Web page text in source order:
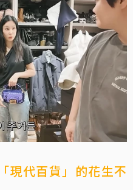
現代百貨」的花生不